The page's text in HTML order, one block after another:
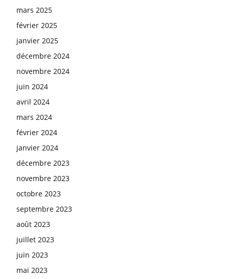
mars 2025
février 2025
janvier 2025
décembre 2024
novembre 2024
juin 2024
avril 2024
mars 2024
février 2024
janvier 2024
décembre 2023
novembre 2023
octobre 2023
septembre 2023
août 2023
juillet 2023
juin 2023
mai 2023